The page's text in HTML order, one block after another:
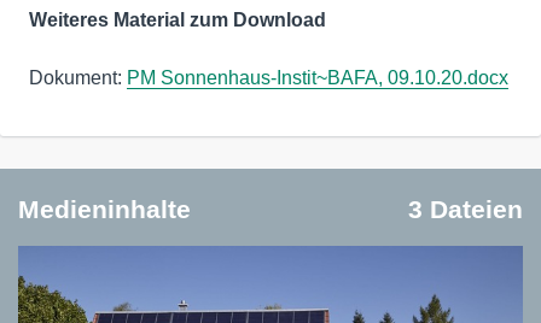
Weiteres Material zum Download
Dokument: PM Sonnenhaus-Instit~BAFA, 09.10.20.docx
Medieninhalte 3 Dateien